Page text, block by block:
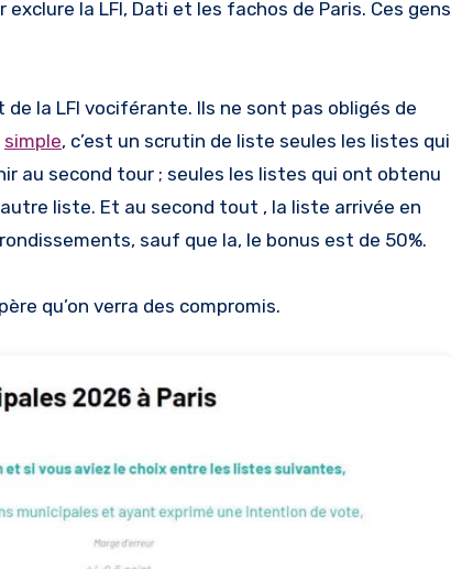
la LFI, Dati et les fachos de Paris. Ces gens
la LFI vociférante. Ils ne sont pas obligés de
simple, c’est un scrutin de liste seules les listes qui
au second tour ; seules les listes qui ont obtenu
liste. Et au second tout , la liste arrivée en
sauf que la, le bonus est de 50%.
qu’on verra des compromis.